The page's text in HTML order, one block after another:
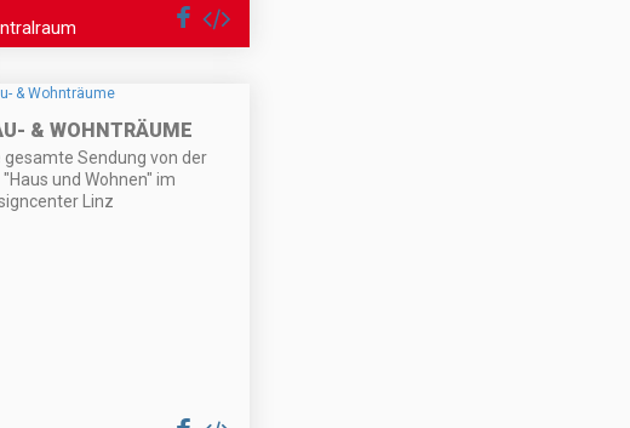
& WOHNTRÄUME
gesamte Sendung von der
"Haus und Wohnen" im
Linz